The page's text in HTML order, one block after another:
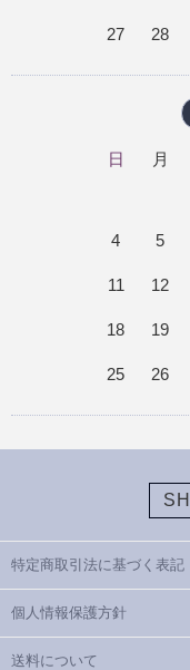
27 28
日 月
4 5
11 12
18 19
25 26
特定商取引法に基づく表記
個人情報保護方針
送料について